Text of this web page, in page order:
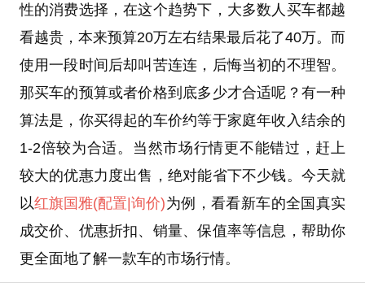
性的消费选择，在这个趋势下，大多数人买车都越
看越贵，本来预算20万左右结果最后花了40万。而
使用一段时间后却叫苦连连，后悔当初的不理智。
那买车的预算或者价格到底多少才合适呢？有一种
算法是，你买得起的车价约等于家庭年收入结余的
1-2倍较为合适。当然市场行情更不能错过，赶上
较大的优惠力度出售，绝对能省下不少钱。今天就
以红旗国雅(配置|询价)为例，看看新车的全国真实
成交价、优惠折扣、销量、保值率等信息，帮助你
更全面地了解一款车的市场行情。